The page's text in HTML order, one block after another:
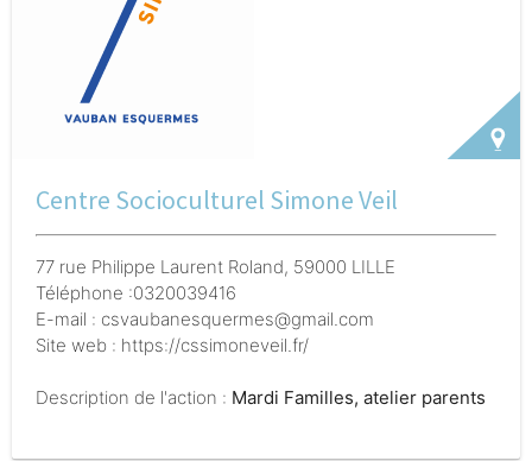
Centre Socioculturel Simone Veil
77 rue Philippe Laurent Roland, 59000 LILLE
Téléphone :0320039416
E-mail : csvaubanesquermes@gmail.com
Site web : https://cssimoneveil.fr/
Description de l'action : Mardi Familles, atelier parents